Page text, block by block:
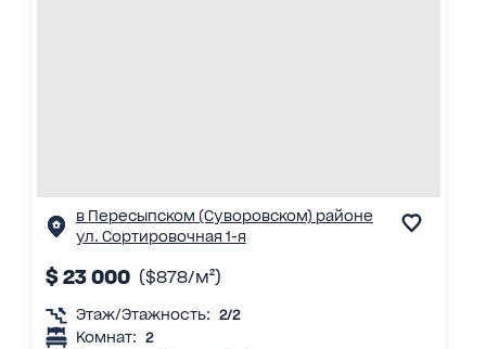
в Пересыпском (Суворовском) районе
ул. Сортировочная 1-я
$ 23 000 ($878/м²)
Этаж/Этажность: 2/2
Комнат: 2